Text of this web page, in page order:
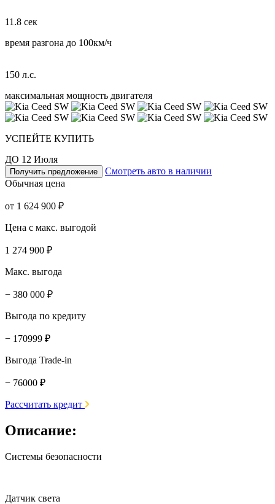
11.8 сек
время разгона до 100км/ч
150 л.с.
максимальная мощность двигателя
УСПЕЙТЕ КУПИТЬ
ДО 12 Июля
Получить предложение
Смотреть авто в наличии
Обычная цена
от 1 624 900 ₽
Цена с макс. выгодой
1 274 900 ₽
Макс. выгода
− 380 000 ₽
Выгода по кредиту
− 170999 ₽
Выгода Trade-in
− 76000 ₽
Рассчитать кредит
Описание:
Системы безопасности
Датчик света